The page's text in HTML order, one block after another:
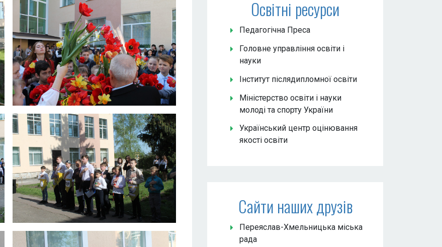
Освітні ресурси
Педагогічна Преса
Головне управління освіти і
науки
Інститут післядипломної освіти
Міністерство освіти і науки
молоді та спорту України
Український центр оцінювання
якості освіти
Сайти наших друзів
Переяслав-Хмельницька міська
рада